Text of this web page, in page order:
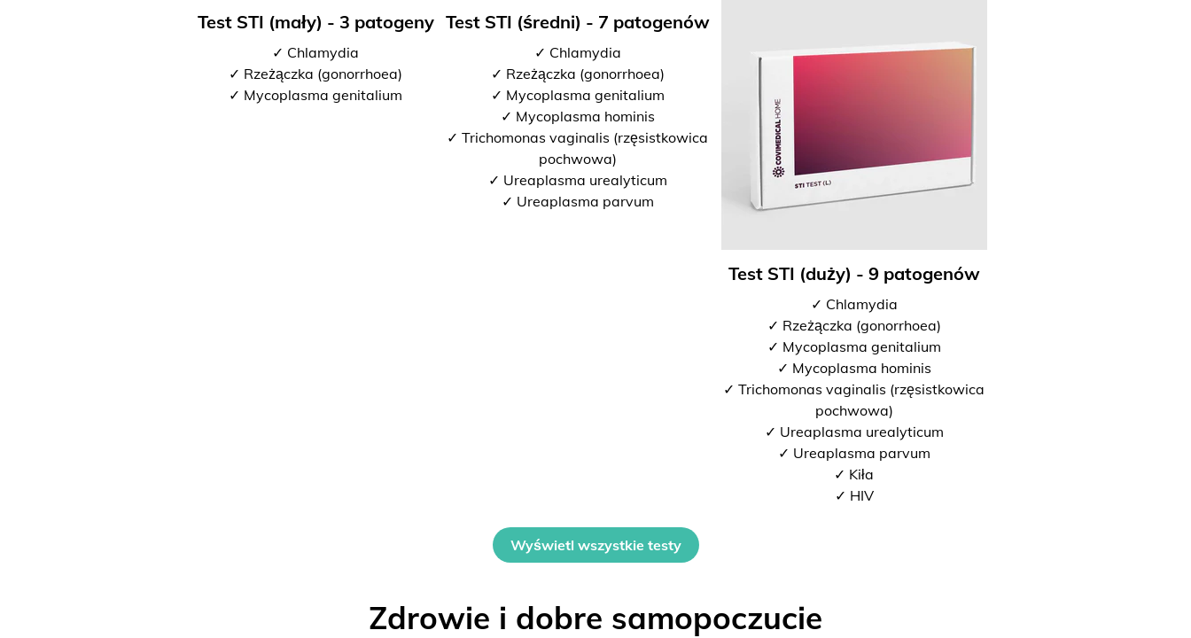
Test STI (mały) - 3 patogeny
✓ Chlamydia
✓ Rzeżączka (gonorrhoea)
✓ Mycoplasma genitalium
Test STI (średni) - 7 patogenów
✓ Chlamydia
✓ Rzeżączka (gonorrhoea)
✓ Mycoplasma genitalium
✓ Mycoplasma hominis
✓ Trichomonas vaginalis (rzęsistkowica
pochwowa)
✓ Ureaplasma urealyticum
✓ Ureaplasma parvum
Test STI (duży) - 9 patogenów
✓ Chlamydia
✓ Rzeżączka (gonorrhoea)
✓ Mycoplasma genitalium
✓ Mycoplasma hominis
✓ Trichomonas vaginalis (rzęsistkowica
pochwowa)
✓ Ureaplasma urealyticum
✓ Ureaplasma parvum
✓ Kiła
✓ HIV
Wyświetl wszystkie testy
Zdrowie i dobre samopoczucie